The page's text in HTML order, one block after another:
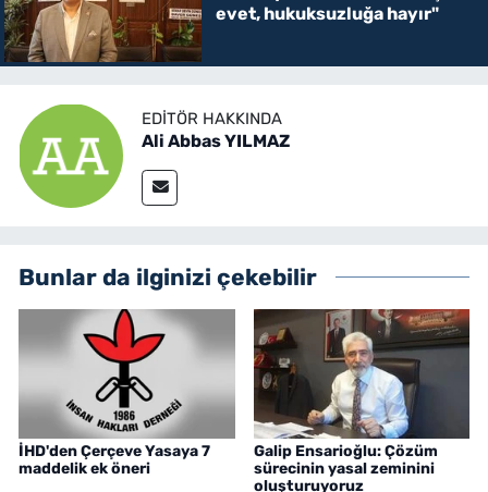
evet, hukuksuzluğa hayır"
EDITÖR HAKKINDA
Ali Abbas YILMAZ
Bunlar da ilginizi çekebilir
İHD'den Çerçeve Yasaya 7
maddelik ek öneri
Galip Ensarioğlu: Çözüm
sürecinin yasal zeminini
oluşturuyoruz